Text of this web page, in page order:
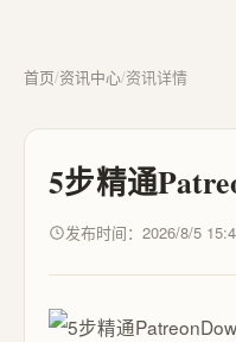
首页/资讯中心/资讯详情
5步精通
发布时间：2026/8/5